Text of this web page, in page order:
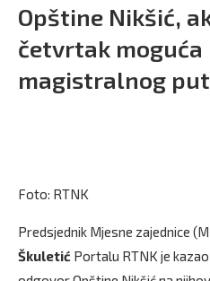
Opštine Nikšić,
četvrtak moguća
magistralnog
Foto: RTNK
Predsjednik Mjesne zajednice
Škuletić Portalu RTNK je